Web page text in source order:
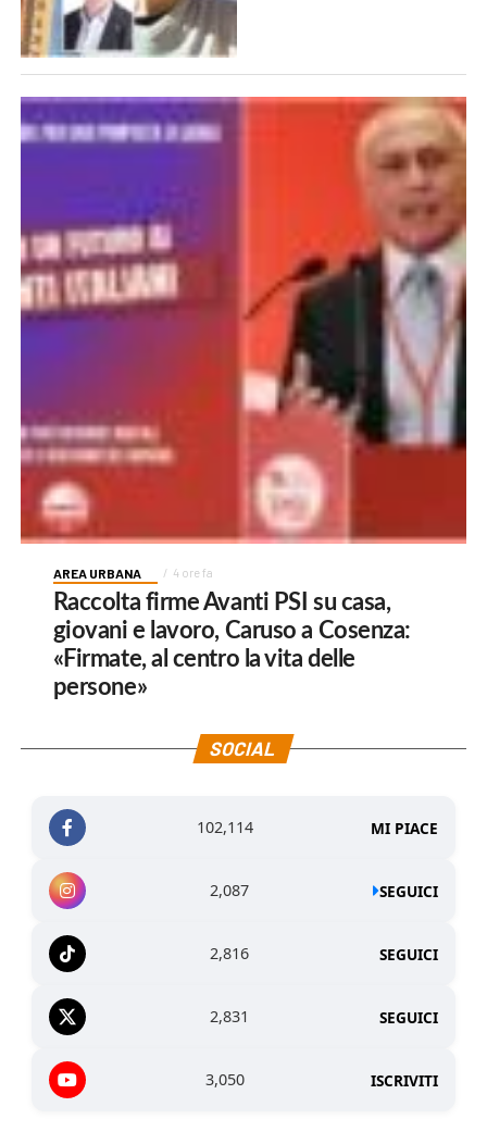
AREA URBANA 4 ore fa
Raccolta firme Avanti PSI su casa,
giovani e lavoro, Caruso a Cosenza:
«Firmate, al centro la vita delle
persone»
SOCIAL
102,114 MI PIACE
2,087 SEGUICI
2,816 SEGUICI
2,831 SEGUICI
3,050 ISCRIVITI